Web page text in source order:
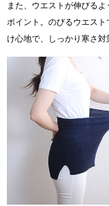
また、ウエストが伸びる
ポイント。のびるウエス
け心地で、しっかり寒さ対